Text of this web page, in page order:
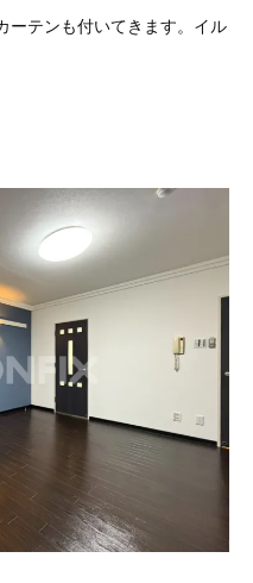
ーテンも付いてきます。イル